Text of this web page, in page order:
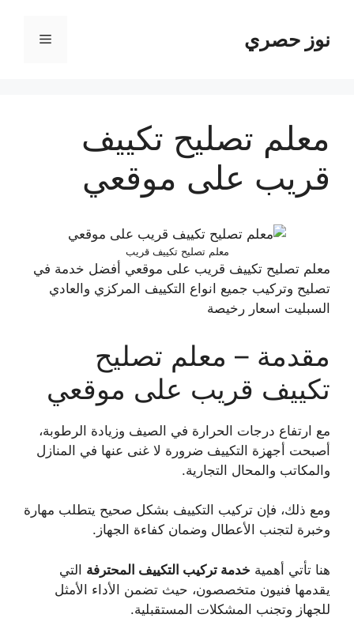
المحتوىنوز حصري القائمة
معلم تصليح تكييف
قريب على موقعي
معلم تصليح تكييف قريب
معلم تصليح تكييف قريب على موقعي أفضل خدمة في
تصليح وتركيب جميع انواع التكييف المركزي والعادي
السبليت اسعار رخيصة
مقدمة – معلم تصليح
تكييف قريب على موقعي
مع ارتفاع درجات الحرارة في الصيف وزيادة الرطوبة،
أصبحت أجهزة التكييف ضرورة لا غنى عنها في المنازل
والمكاتب والمحال التجارية.
ومع ذلك، فإن تركيب التكييف بشكل صحيح يتطلب مهارة
وخبرة لتجنب الأعطال وضمان كفاءة الجهاز.
هنا تأتي أهمية خدمة تركيب التكييف المحترفة التي
يقدمها فنيون متخصصون، حيث تضمن الأداء الأمثل
للجهاز وتجنب المشكلات المستقبلية.